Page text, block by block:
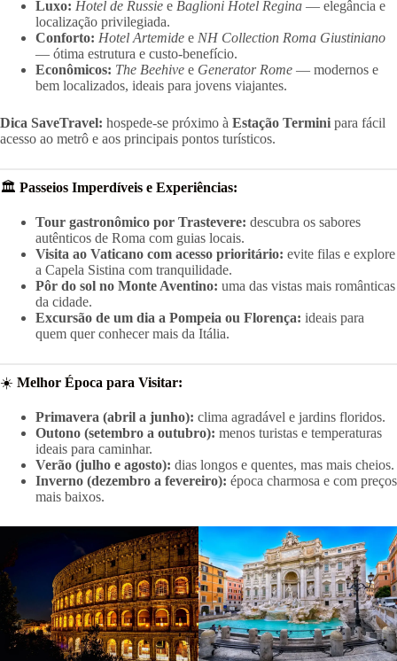
Luxo: Hotel de Russie e Baglioni Hotel Regina — elegância e
localização privilegiada.
Conforto: Hotel Artemide e NH Collection Roma Giustiniano
— ótima estrutura e custo-benefício.
Econômicos: The Beehive e Generator Rome — modernos e
bem localizados, ideais para jovens viajantes.
Dica SaveTravel: hospede-se próximo à Estação Termini para fácil
acesso ao metrô e aos principais pontos turísticos.
🏛️ Passeios Imperdíveis e Experiências:
Tour gastronômico por Trastevere: descubra os sabores
autênticos de Roma com guias locais.
Visita ao Vaticano com acesso prioritário: evite filas e explore
a Capela Sistina com tranquilidade.
Pôr do sol no Monte Aventino: uma das vistas mais românticas
da cidade.
Excursão de um dia a Pompeia ou Florença: ideais para
quem quer conhecer mais da Itália.
☀️ Melhor Época para Visitar:
Primavera (abril a junho): clima agradável e jardins floridos.
Outono (setembro a outubro): menos turistas e temperaturas
ideais para caminhar.
Verão (julho e agosto): dias longos e quentes, mas mais cheios.
Inverno (dezembro a fevereiro): época charmosa e com preços
mais baixos.